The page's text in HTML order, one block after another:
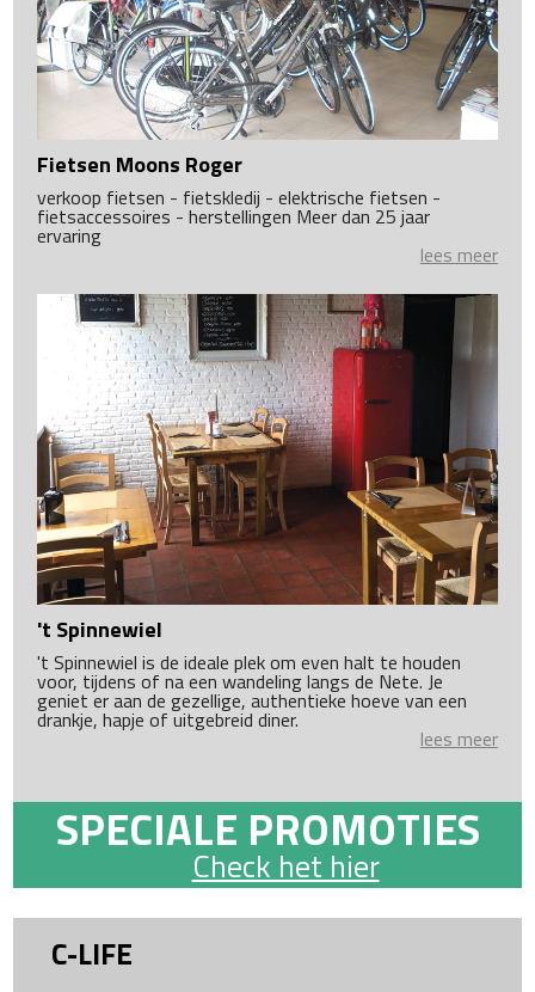
Fietsen Moons Roger
verkoop fietsen - fietskledij - elektrische fietsen -
fietsaccessoires - herstellingen Meer dan 25 jaar
ervaring
lees meer
't Spinnewiel
't Spinnewiel is de ideale plek om even halt te houden
voor, tijdens of na een wandeling langs de Nete. Je
geniet er aan de gezellige, authentieke hoeve van een
drankje, hapje of uitgebreid diner.
lees meer
SPECIALE PROMOTIES
Check het hier
C-LIFE